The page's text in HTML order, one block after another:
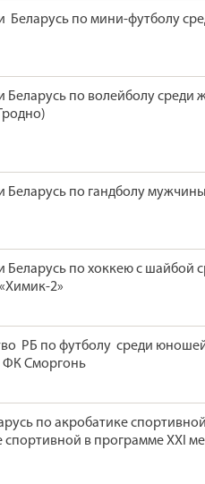
Беларусь по мини-футболу
Беларусь по волейболу среди
Беларусь по гандболу
Беларусь по хоккею с шайбой
2»
РБ по футболу среди
ФК Сморгонь
по акробатике
спортивной в программе XXI